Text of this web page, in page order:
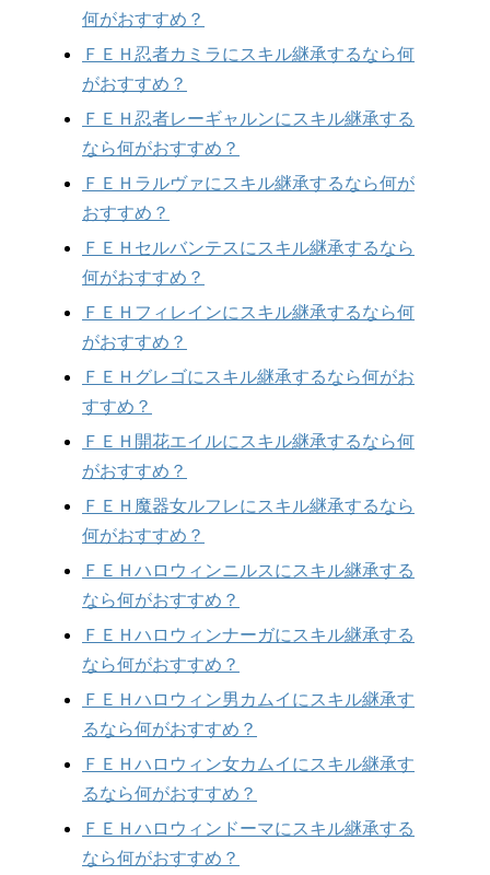
何がおすすめ？
ＦＥＨ忍者カミラにスキル継承するなら何
がおすすめ？
ＦＥＨ忍者レーギャルンにスキル継承する
なら何がおすすめ？
ＦＥＨラルヴァにスキル継承するなら何が
おすすめ？
ＦＥＨセルバンテスにスキル継承するなら
何がおすすめ？
ＦＥＨフィレインにスキル継承するなら何
がおすすめ？
ＦＥＨグレゴにスキル継承するなら何がお
すすめ？
ＦＥＨ開花エイルにスキル継承するなら何
がおすすめ？
ＦＥＨ魔器女ルフレにスキル継承するなら
何がおすすめ？
ＦＥＨハロウィンニルスにスキル継承する
なら何がおすすめ？
ＦＥＨハロウィンナーガにスキル継承する
なら何がおすすめ？
ＦＥＨハロウィン男カムイにスキル継承す
るなら何がおすすめ？
ＦＥＨハロウィン女カムイにスキル継承す
るなら何がおすすめ？
ＦＥＨハロウィンドーマにスキル継承する
なら何がおすすめ？